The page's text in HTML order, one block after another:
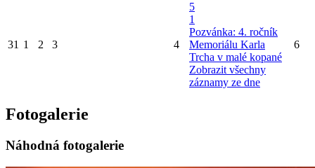
31 1 2 3 4
5
1
Pozvánka: 4. ročník
Memoriálu Karla
Trcha v malé kopané
Zobrazit všechny
záznamy ze dne
6
Fotogalerie
Náhodná fotogalerie